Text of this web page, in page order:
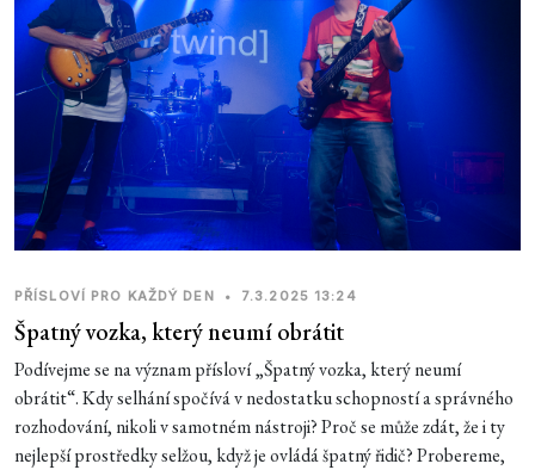
PŘÍSLOVÍ PRO KAŽDÝ DEN • 7.3.2025 13:24
Špatný vozka, který neumí obrátit
Podívejme se na význam přísloví „Špatný vozka, který neumí
obrátit“. Kdy selhání spočívá v nedostatku schopností a správného
rozhodování, nikoli v samotném nástroji? Proč se může zdát, že i ty
nejlepší prostředky selžou, když je ovládá špatný řidič? Probereme,